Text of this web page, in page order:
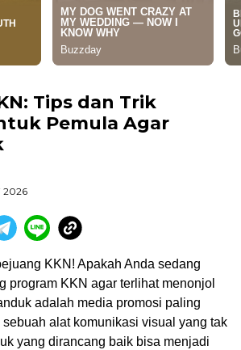
Tips dan Trik
Pemula Agar
2026
KKN! Apakah Anda sedang
program KKN agar terlihat menonjol
adalah media promosi paling
alat komunikasi visual yang tak
yang dirancang baik bisa menjadi